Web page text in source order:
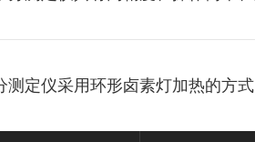
测定仪采用环形卤素灯加热的方式